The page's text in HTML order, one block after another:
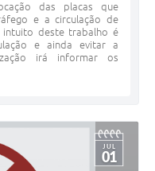
das placas que
e a circulação de
intuito deste trabalho é
e ainda evitar a
irá informar os
JUL
01